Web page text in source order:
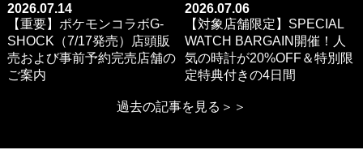
2026.07.14
【重要】ポケモンコラボG-
SHOCK（7/17発売）店頭販
売および事前予約完売店舗の
ご案内
2026.07.06
【対象店舗限定】SPECIAL
WATCH BARGAIN開催！人
気の時計が20%OFF＆特別限
定特典付きの4日間
過去の記事を見る＞＞